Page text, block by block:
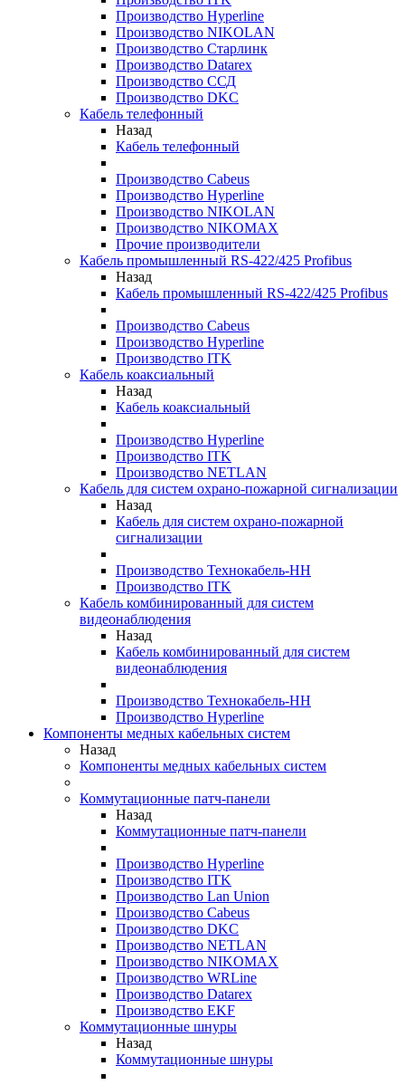
Производство Hyperline
Производство NIKOLAN
Производство Старлинк
Производство Datarex
Производство ССД
Производство DKC
Кабель телефонный
Назад
Кабель телефонный
Производство Cabeus
Производство Hyperline
Производство NIKOLAN
Производство NIKOMAX
Прочие производители
Кабель промышленный RS-422/425 Profibus
Назад
Кабель промышленный RS-422/425 Profibus
Производство Cabeus
Производство Hyperline
Производство ITK
Кабель коаксиальный
Назад
Кабель коаксиальный
Производство Hyperline
Производство ITK
Производство NETLAN
Кабель для систем охрано-пожарной сигнализации
Назад
Кабель для систем охрано-пожарной
сигнализации
Производство Технокабель-НН
Производство ITK
Кабель комбинированный для систем
видеонаблюдения
Назад
Кабель комбинированный для систем
видеонаблюдения
Производство Технокабель-НН
Производство Hyperline
Компоненты медных кабельных систем
Назад
Компоненты медных кабельных систем
Коммутационные патч-панели
Назад
Коммутационные патч-панели
Производство Hyperline
Производство ITK
Производство Lan Union
Производство Cabeus
Производство DKC
Производство NETLAN
Производство NIKOMAX
Производство WRLine
Производство Datarex
Производство EKF
Коммутационные шнуры
Назад
Коммутационные шнуры